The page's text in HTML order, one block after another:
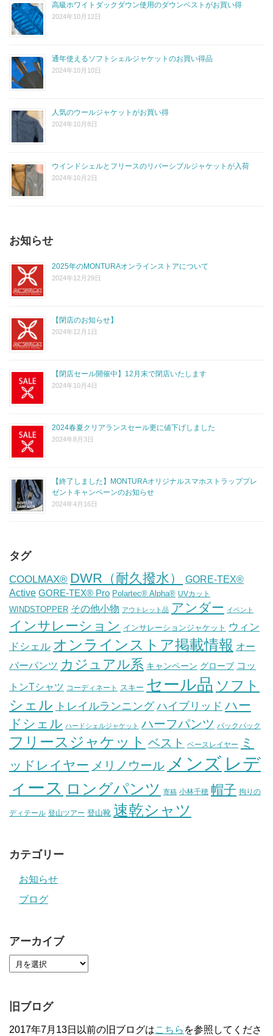
高級ホワイトダックダウン使用のダウンベストがお買い得
2024年10月12日
通年使えるソフトシェルジャケットのお買い得品
2024年10月10日
人気のウールジャケットがお買い得
2024年10月8日
ウインドシェルとフリースのリバーシブルジャケットが入荷
2024年10月2日
お知らせ
2025年のMONTURAオンラインストアについて
2024年12月29日
【閉店のお知らせ】
2024年12月1日
【閉店セール開催中】12月末で閉店いたします
2024年10月4日
2024春夏クリアランスセール更に値下げしました
2024年8月3日
【終了しました】MONTURAオリジナルスマホストラッププレ
ゼントキャンペーンのお知らせ
2024年4月16日
タグ
COOLMAX® DWR（耐久撥水）
GORE-TEX®
Active GORE-TEX® Pro Polartec® Alpha® UVカット
WINDSTOPPER その他小物 アウトレット品 アンダー イベント
インサレーション インサレーションジャケット ウィン
ドシェル オンラインストア掲載情報 オー
バーパンツ カジュアル系 キャンペーン グローブ コッ
トンTシャツ コーディネート スキー セール品 ソフト
シェル トレイルランニング ハイブリッド ハー
ドシェル ハードシェルジャケット ハーフパンツ バックパック
フリースジャケット ベスト ベースレイヤー
ミ
ッドレイヤー メリノウール メンズ レデ
ィース ロングパンツ 寄稿 小林千穂 帽子 拘りの
ディテール 登山ツアー 登山靴 速乾シャツ
カテゴリー
お知らせ
ブログ
アーカイブ
旧ブログ
2017年7月13日以前の旧ブログはこちら を参照してくださ